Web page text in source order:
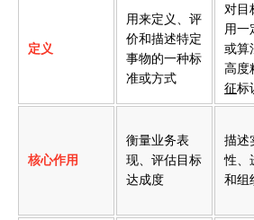
定义
用来定义、评
价和描述特定
事物的一种标
准或方式
对目
用一
或算
高度
征标
核心作用
衡量业务表
现、评估目标
达成度
描述
性、
和组